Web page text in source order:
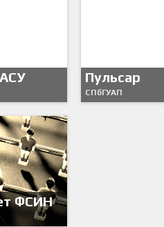
Пульсар
СПбГУАП
ФСИН